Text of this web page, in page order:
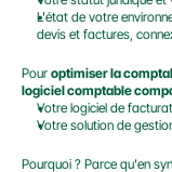
L'état de votre
devis et factures,
Pour optimiser la
logiciel comptable
Votre logiciel de
Votre solution de